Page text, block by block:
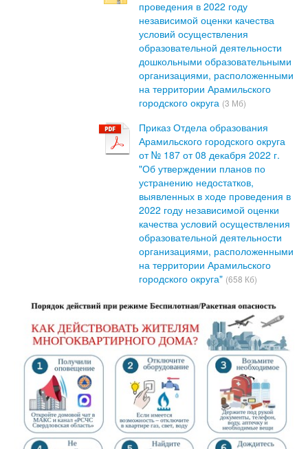
проведения в 2022 году
независимой оценки качества
условий осуществления
образовательной деятельности
дошкольными образовательными
организациями, расположенными
на территории Арамильского
городского округа (3 Мб)
Приказ Отдела образования
Арамильского городского округа
от № 187 от 08 декабря 2022 г.
"Об утверждении планов по
устранению недостатков,
выявленных в ходе проведения в
2022 году независимой оценки
качества условий осуществления
образовательной деятельности
организациями, расположенными
на территории Арамильского
городского округа" (658 Кб)